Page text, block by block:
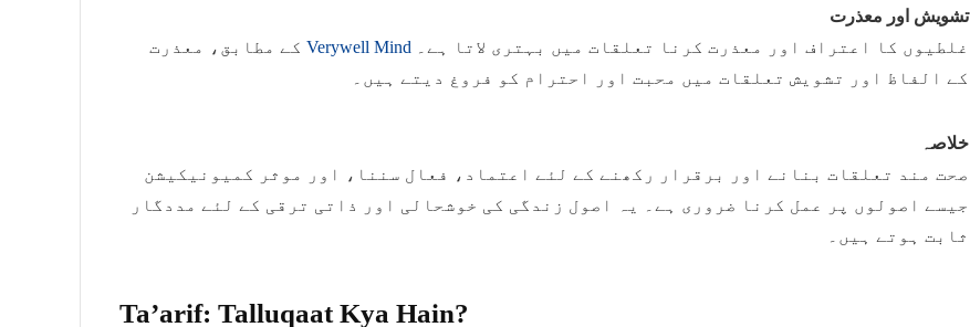
تشویش اور معذرت
غلطیوں کا اعتراف اور معذرت کرنا تعلقات میں بہتری لاتا ہے۔ Verywell Mind کے مطابق، معذرت
کے الفاظ اور تشویش تعلقات میں محبت اور احترام کو فروغ دیتے ہیں۔
خلاصہ
صحت مند تعلقات بنانے اور برقرار رکھنے کے لئے اعتماد، فعال سننا، اور موثر کمیونیکیشن
جیسے اصولوں پر عمل کرنا ضروری ہے۔ یہ اصول زندگی کی خوشحالی اور ذاتی ترقی کے لئے مددگار
ثابت ہوتے ہیں۔
Ta’arif: Talluqaat Kya Hain?